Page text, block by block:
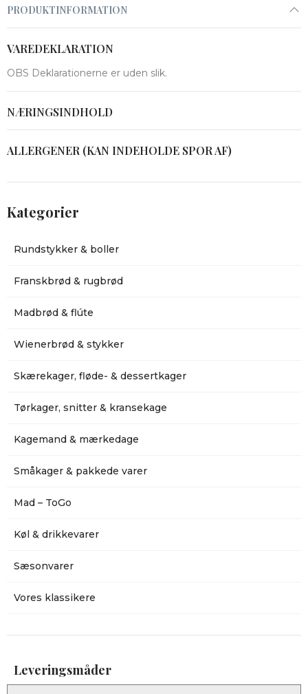
PRODUKTINFORMATION
VAREDEKLARATION
OBS Deklarationerne er uden slik.
NÆRINGSINDHOLD
ALLERGENER (KAN INDEHOLDE SPOR AF)
Kategorier
Rundstykker & boller
Franskbrød & rugbrød
Madbrød & flúte
Wienerbrød & stykker
Skærekager, fløde- & dessertkager
Tørkager, snitter & kransekage
Kagemand & mærkedage
Småkager & pakkede varer
Mad – ToGo
Køl & drikkevarer
Sæsonvarer
Vores klassikere
Leveringsmåder